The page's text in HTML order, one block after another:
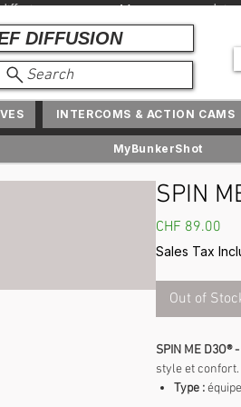
+ Marques et produits
DIFFUSION
Search
SPIN
CHF 89.00
Sales Tax
Out of
SPIN ME D3O®
style et confort.
Type :
INTERCOMS & ACTION CAMS
MyBunkerShot